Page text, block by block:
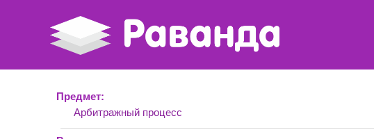
Предмет:
Арбитражный процесс